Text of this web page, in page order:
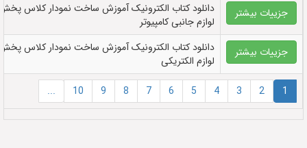
جزییات بیشتر
دانلود کتاب الکترونيک آموزش ساخت نمودار کلاس
لوازم جانبی کامپیوتر
جزییات بیشتر
دانلود کتاب الکترونيک آموزش ساخت نمودار کلاس
لوازم الکتریکی
1
2
3
4
5
6
7
8
9
10
...